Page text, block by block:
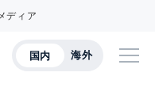
ディア
国内 海外